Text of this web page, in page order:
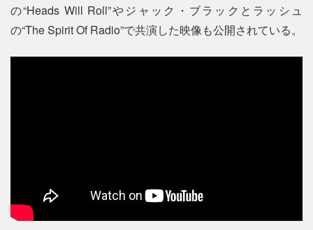
の“Heads Will Roll”やジャック・ブラックとラッシュ
の“The Spirit Of Radio”で共演した映像も公開されている。